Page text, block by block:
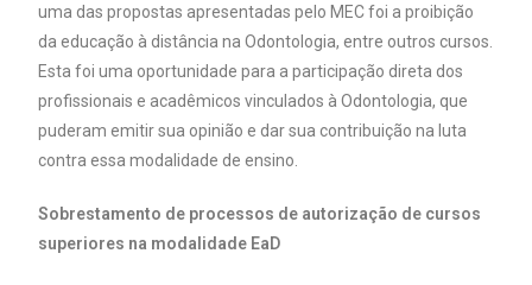
uma das propostas apresentadas pelo MEC foi a proibição
da educação à distância na Odontologia, entre outros cursos.
Esta foi uma oportunidade para a participação direta dos
profissionais e acadêmicos vinculados à Odontologia, que
puderam emitir sua opinião e dar sua contribuição na luta
contra essa modalidade de ensino.
Sobrestamento de processos de autorização de cursos
superiores na modalidade EaD